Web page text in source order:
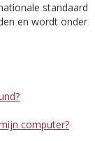
standaard
en wordt onder
computer?